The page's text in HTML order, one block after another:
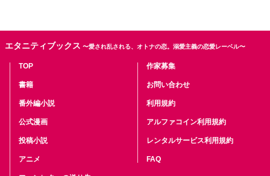
エタニティブックス 〜愛され乱される、オトナの恋。溺愛主義の恋愛レーベル〜
TOP
書籍
番外編小説
公式漫画
投稿小説
アニメ
作家募集
お問い合わせ
利用規約
アルファコイン利用規約
レンタルサービス利用規約
FAQ